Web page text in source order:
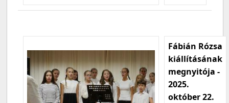
Fábián Rózsa
kiállításának
megnyitója -
2025.
október 22.